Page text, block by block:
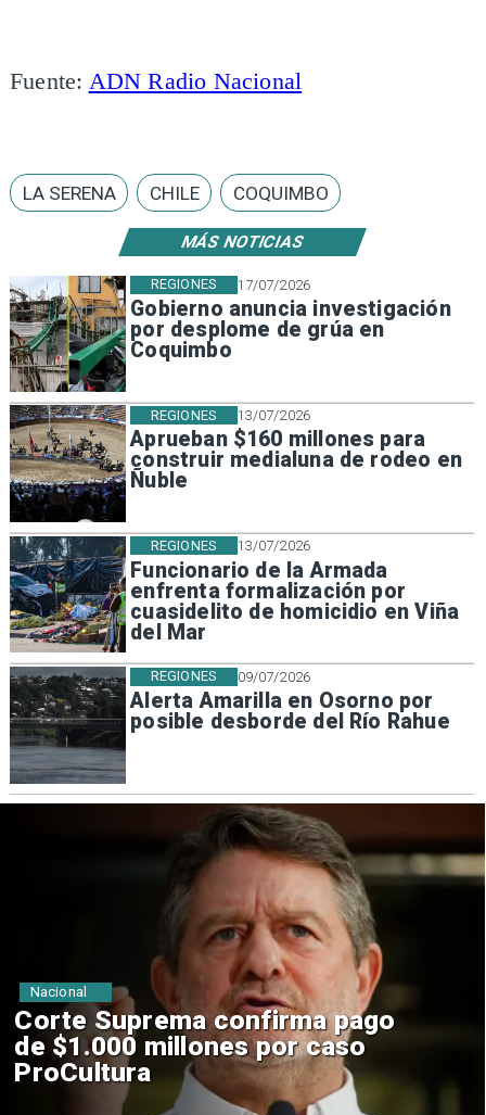
MÁS NOTICIAS
17/07/2026
Gobierno anuncia investigación
por desplome de grúa en
Coquimbo
REGIONES
13/07/2026
Aprueban $160 millones para
construir medialuna de rodeo en
Ñuble
REGIONES
13/07/2026
Funcionario de la Armada
enfrenta formalización por
cuasidelito de homicidio en Viña
del Mar
REGIONES
09/07/2026
Alerta Amarilla en Osorno por
posible desborde del Río Rahue
REGIONES
Fuente: ADN Radio Nacional
LA SERENA CHILE COQUIMBO
Codelco suspende
construcción de Andes Norte
en El Teniente por riesgos
sísmicos
Nacional